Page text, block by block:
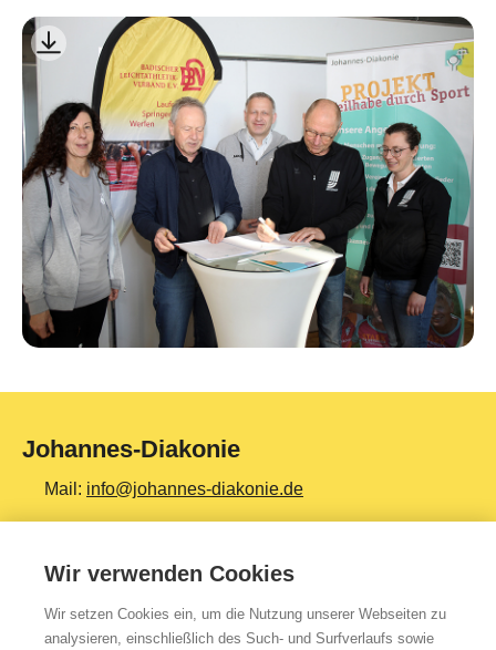
Johannes-Diakonie
Mail: info@johannes-diakonie.de
Tel:06261 - 88-0
Top Themen
Wir verwenden Cookies
Wir setzen Cookies ein, um die Nutzung unserer Webseiten zu
analysieren, einschließlich des Such- und Surfverlaufs sowie